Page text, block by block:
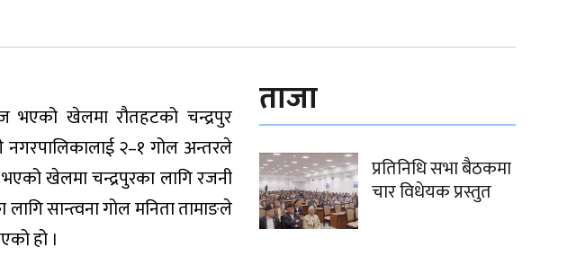
भएको खेलमा रौतहटको चन्द्रपुर
नगरपालिकालाई २–१ गोल अन्तरले
खेलमा चन्द्रपुरका लागि रजनी
सान्त्वना गोल मनिता तामाङले
हो ।
ताजा
प्रतिनिधि सभा बैठकमा
चार विधेयक प्रस्तुत